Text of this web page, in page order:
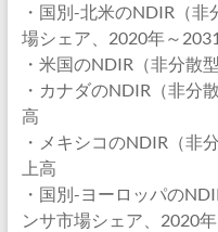
・国別-北米のNDIR（
場シェア、2020年～
・米国のNDIR（非分散
・カナダのNDIR（非分
高
・メキシコのNDIR（非
上高
・国別-ヨーロッパの
ンサ市場シェア、2020